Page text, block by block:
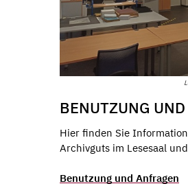
BENUTZUNG
Hier finden Sie
Archivguts im Lesesaal
Benutzung und Anfragen